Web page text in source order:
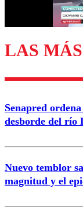
LAS
Senapred
desborde del río
Nuevo temblor
magnitud y el